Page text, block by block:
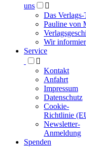
uns

Das Verlags-
Pauline von
Wir
Service

Kontakt
Anfahrt
Impressum
Datenschutz
Cookie-
Richtlinie
Newsletter-
Anmeldung
Spenden